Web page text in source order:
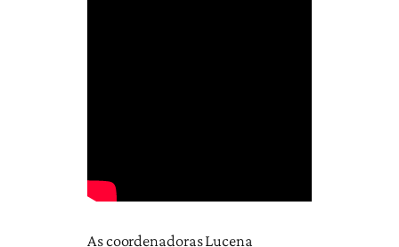
As coordenadoras Lucena